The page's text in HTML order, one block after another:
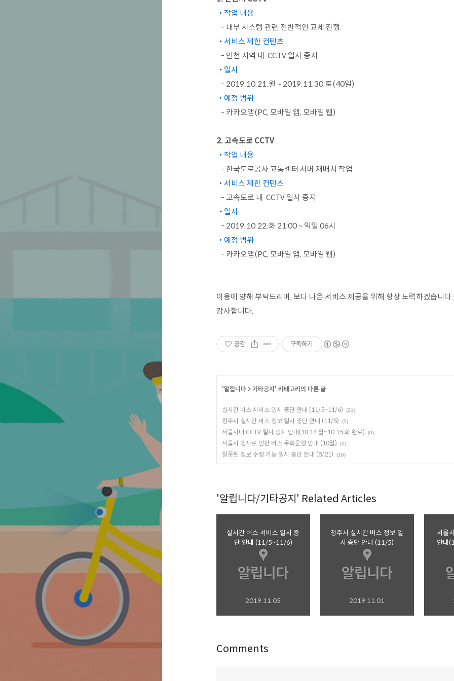
‣ 작업 내용
- 내부 시스템 관련 전반적인 교체 진행
‣ 서비스 제한 컨텐츠
- 인천 지역 내 CCTV 일시 중지
‣ 일시
- 2019.10.21.월 ~ 2019.11.30.토(40일)
‣ 예정 범위
- 카카오맵(PC, 모바일 앱, 모바일 웹)
2. 고속도로 CCTV
‣ 작업 내용
- 한국도로공사 교통센터 서버 재배치 작업
‣ 서비스 제한 컨텐츠
- 고속도로 내 CCTV 일시 중지
‣ 일시
- 2019.10.22.화 21:00 ~ 익일 06시
‣ 예정 범위
- 카카오맵(PC, 모바일 앱, 모바일 웹)
이용에 양해 부탁드리며, 보다 나은 서비스 제공을 위해 항상 노력하겠습니다.
감사합니다.
공감 구독하기
'알립니다> 기타공지 ' 카테고리의 다른 글
실시간 버스 서비스 일시 중단 안내 (11/5~11/6) (21)
청주시 실시간 버스 정보 일시 중단 안내 (11/5) (5)
서울시내 CCTV 일시 중지 안내(10.14.월~10.15.화 완료) (0)
서울시 행사로 인한 버스 우회운행 안내 (10월) (0)
잘못된 정보 수정 기능 일시 중단 안내 (8/21) (16)
'알립니다/기타공지' Related Articles
실시간 버스 서비스 일시 중
단 안내 (11/5~11/6)
2019.11.05
청주시 실시간 버스 정보 일
시 중단 안내 (11/5)
2019.11.01
서울
안내
Comments